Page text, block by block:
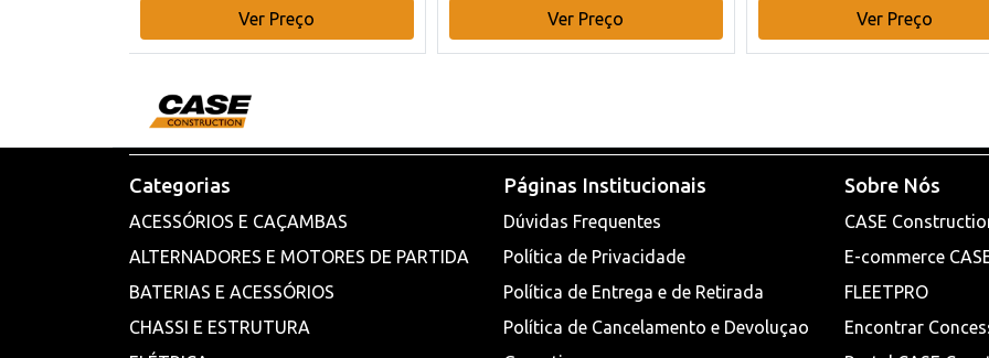
Ver Preço
Ver Preço
Ver Preço
Categorias
ACESSÓRIOS E CAÇAMBAS
ALTERNADORES E MOTORES DE PARTIDA
BATERIAS E ACESSÓRIOS
CHASSI E ESTRUTURA
Páginas Institucionais
Dúvidas Frequentes
Política de Privacidade
Política de Entrega e de Retirada
Política de Cancelamento e Devoluçao
Sobre Nós
CASE
E-commerce
FLEETPRO
Encontrar